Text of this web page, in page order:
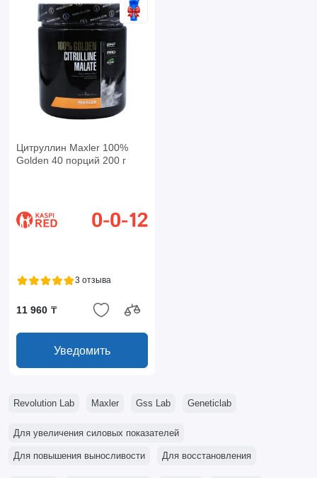
Цитруллин Maxler 100%
Golden 40 порций 200 г
3 отзыва
11 960 ₸
Уведомить
Revolution Lab Maxler Gss Lab Geneticlab
Для увеличения силовых показателей
Для повышения выносливости Для восстановления